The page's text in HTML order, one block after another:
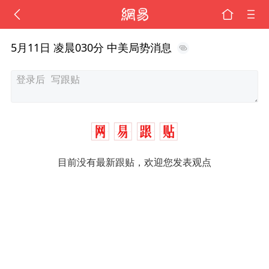
5月11日 凌晨030分 中美局势消息
目前没有最新跟贴，欢迎您发表观点